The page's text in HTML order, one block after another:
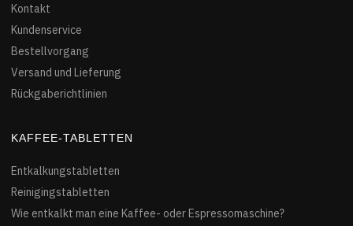
Kontakt
Kundenservice
Bestellvorgang
Versand und Lieferung
Rückgaberichtlinien
KAFFEE-TABLETTEN
Entkalkungstabletten
Reinigingstabletten
Wie entkalkt man eine Kaffee- oder Espressomaschine?